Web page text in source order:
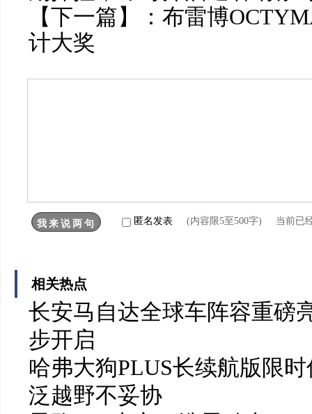
【下一篇】： 布雷博
计大奖
匿名发表 (内容限5至500字) 当前已
相关热点
长安马自达全球车阵容重磅
步开启
哈弗大狗PLUS长续航版限
泛越野不妥协